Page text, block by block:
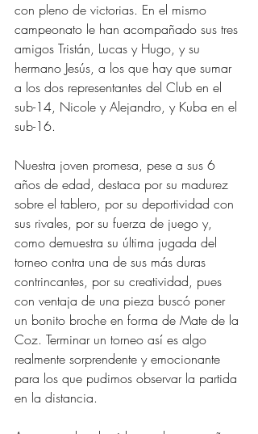
con pleno de victorias. En el mismo
campeonato le han acompañado sus tres
amigos Tristán, Lucas y Hugo, y su
hermano Jesús, a los que hay que sumar
a los dos representantes del Club en el
sub-14, Nicole y Alejandro, y Kuba en el
sub-16.
Nuestra joven promesa, pese a sus 6
años de edad, destaca por su madurez
sobre el tablero, por su deportividad con
sus rivales, por su fuerza de juego y,
como demuestra su última jugada del
torneo contra una de sus más duras
contrincantes, por su creatividad, pues
con ventaja de una pieza buscó poner
un bonito broche en forma de Mate de la
Coz. Terminar un torneo así es algo
realmente sorprendente y emocionante
para los que pudimos observar la partida
en la distancia.